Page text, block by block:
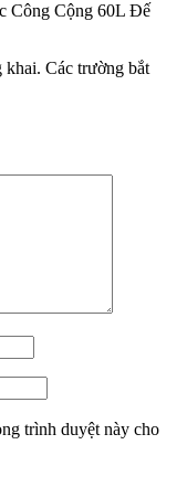
Công Cộng 60L Đế
khai. Các trường bắt
trình duyệt này cho